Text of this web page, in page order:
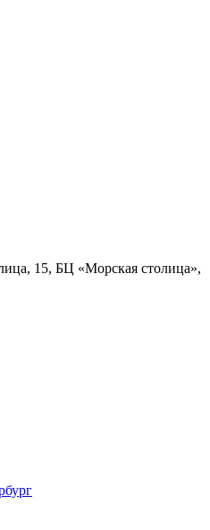
15, БЦ «Морская столица»,